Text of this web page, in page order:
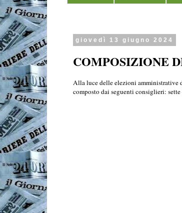
giovedì 13 giugno 2024
COMPOSIZIONE
Alla luce delle elezioni amministrative
composto dai seguenti consiglieri: